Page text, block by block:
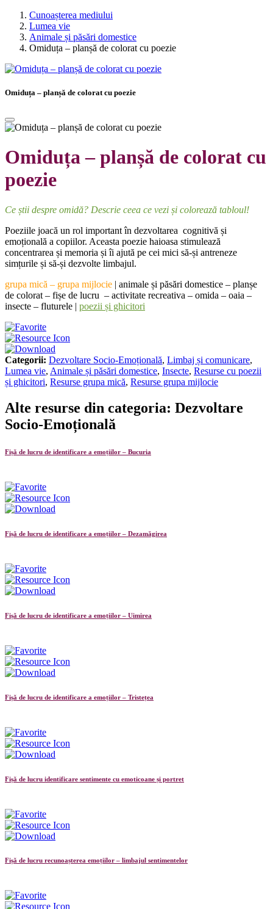
Cunoașterea mediului
Lumea vie
Animale și păsări domestice
Omiduța – planșă de colorat cu poezie
Omiduța – planșă de colorat cu poezie
Omiduța – planșă de colorat cu
poezie
Ce știi despre omidă? Descrie ceea ce vezi și colorează tabloul!
Poeziile joacă un rol important în dezvoltarea cognitivă și
emoțională a copiilor. Aceasta poezie haioasa stimulează
concentrarea și memoria și îi ajută pe cei mici să-și antreneze
simțurile și să-și dezvolte limbajul.
grupa mică – grupa mijlocie | animale și păsări domestice – planșe
de colorat – fișe de lucru – activitate recreativa – omida – oaia –
insecte – fluturele | poezii și ghicitori
Categorii: Dezvoltare Socio-Emoțională, Limbaj și comunicare,
Lumea vie, Animale și păsări domestice, Insecte, Resurse cu poezii
și ghicitori, Resurse grupa mică, Resurse grupa mijlocie
Alte resurse din categoria: Dezvoltare
Socio-Emoțională
Fișă de lucru de identificare a emoțiilor – Bucuria
Fișă de lucru de identificare a emoțiilor – Dezamăgirea
Fișă de lucru de identificare a emoțiilor – Uimirea
Fișă de lucru de identificare a emoțiilor – Tristețea
Fișă de lucru identificare sentimente cu emoticoane și portret
Fișă de lucru recunoașterea emoțiilor – limbajul sentimentelor